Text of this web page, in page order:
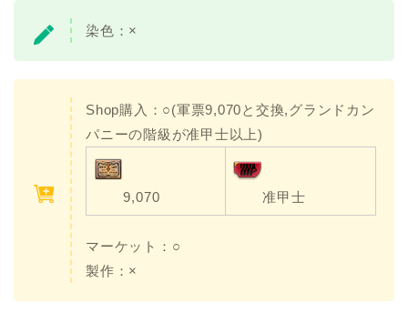
染色：×
Shop購入：○(軍票9,070と交換,グランドカン
パニーの階級が准甲士以上)
9,070 准甲士
マーケット：○
製作：×